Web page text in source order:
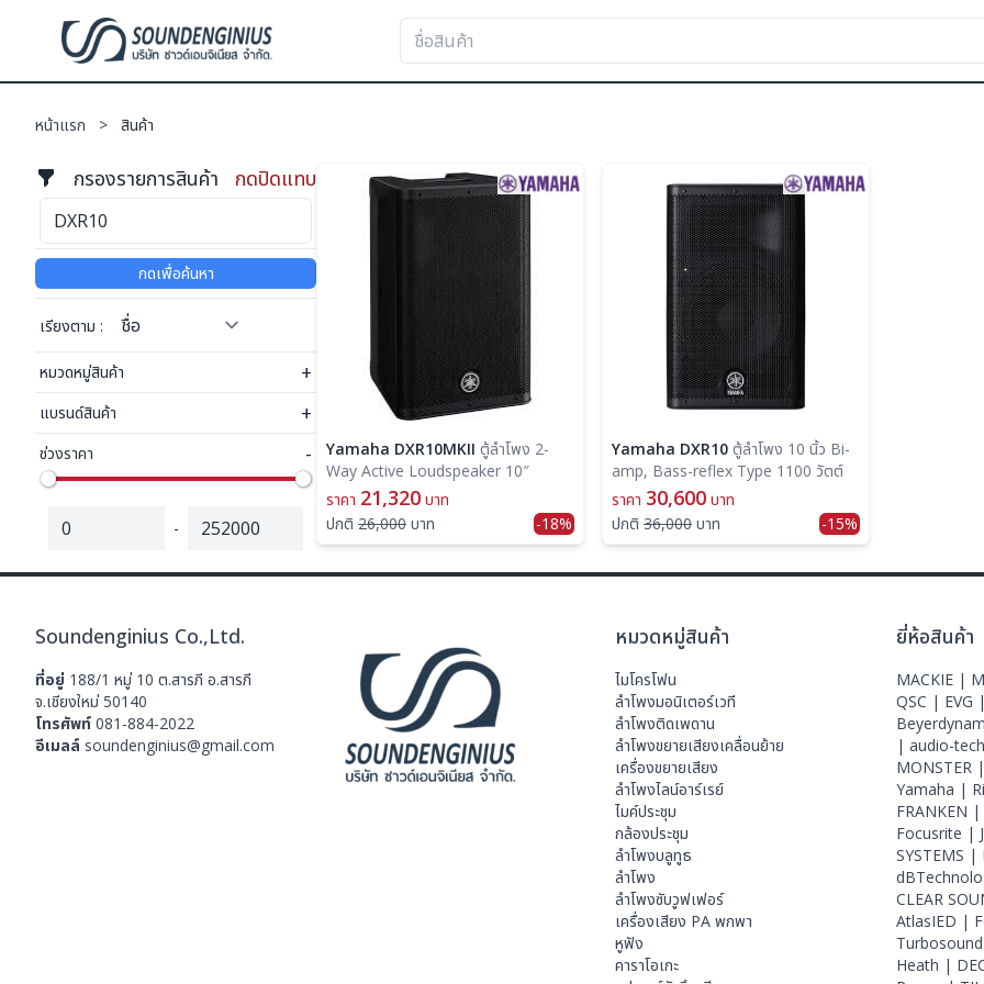
หน้าแรก > สินค้า
กรองรายการสินค้า กดปิดแทบ
กดเพื่อค้นหา
เรียงตาม :
หมวดหมู่สินค้า +
แบรนด์สินค้า +
ช่วงราคา -
-
Yamaha DXR10MKII
Way Active Loudspeaker 10″
ราคา 21,320 บาท
ปกติ 26,000 บาท -18%
Yamaha DXR10
amp, Bass-reflex Type 1100 วัตต์
ราคา 30,600 บาท
ปกติ 36,000 บาท -15%
Soundenginius Co.,Ltd.
ที่อยู่ 188/1 หมู่ 10 ต.สารภี อ.สารภี
จ.เชียงใหม่ 50140
โทรศัพท์ 081-884-2022
อีเมลล์ soundenginius@gmail.com
หมวดหมู่สินค้า
ไมโครโฟน
ลําโพงมอนิเตอร์เวที
ลำโพงติดเพดาน
ลำโพงขยายเสียงเคลื่อนย้าย
เครื่องขยายเสียง
ลำโพงไลน์อาร์เรย์
ไมค์ประชุม
กล้องประชุม
ลำโพงบลูทูธ
ลำโพง
ลำโพงซับวูฟเฟอร์
เครื่องเสียง PA พกพา
หูฟัง
คาราโอเกะ
ยี่ห้อสินค้า
MACKIE |
QSC | EVG |
| audio-
MONSTER |
Yamaha |
FRANKEN |
Focusrite |
SYSTEMS |
CLEAR
AtlasIED |
Heath |